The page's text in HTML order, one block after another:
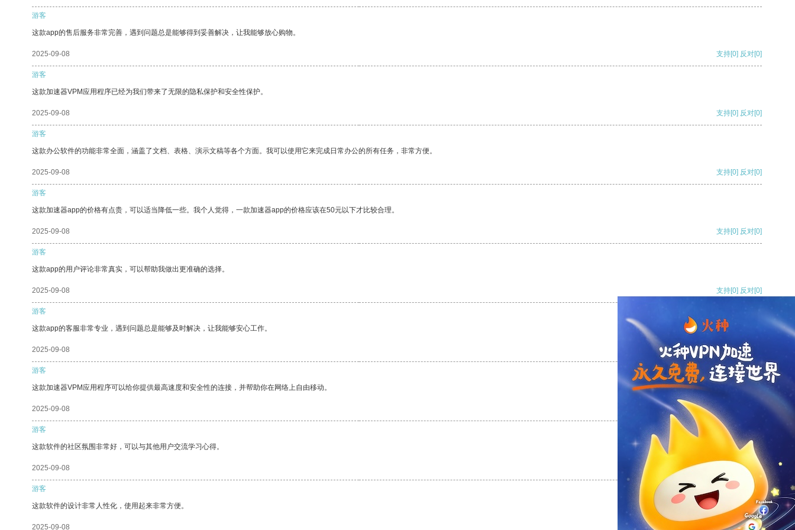
游客
这款app的售后服务非常完善，遇到问题总是能够得到妥善解决，让我能够放心购物。
2025-09-08 支持[0] 反对[0]
游客
这款加速器VPM应用程序已经为我们带来了无限的隐私保护和安全性保护。
2025-09-08 支持[0] 反对[0]
游客
这款办公软件的功能非常全面，涵盖了文档、表格、演示文稿等各个方面。我可以使用它来完成日常办公的所有任务，非常方便。
2025-09-08 支持[0] 反对[0]
游客
这款加速器app的价格有点贵，可以适当降低一些。我个人觉得，一款加速器app的价格应该在50元以下才比较合理。
2025-09-08 支持[0] 反对[0]
游客
这款app的用户评论非常真实，可以帮助我做出更准确的选择。
2025-09-08 支持[0] 反对[0]
游客
这款app的客服非常专业，遇到问题总是能够及时解决，让我能够安心工作。
2025-09-08 支持[0] 反对
游客
这款加速器VPM应用程序可以给你提供最高速度和安全性的连接，并帮助你在网络上自由移动。
2025-09-08 支持
游客
这款软件的社区氛围非常好，可以与其他用户交流学习心得。
2025-09-08 反对 [0]
游客
这款软件的设计非常人性化，使用起来非常方便。
2025-09-08 支持[0] 反对[0]